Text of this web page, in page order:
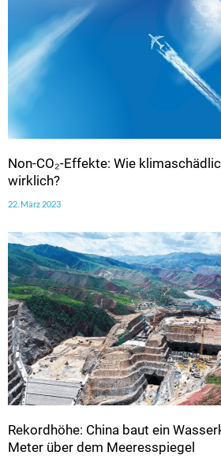
Non-CO₂-Effekte: Wie
wirklich?
22. März 2023
Rekordhöhe: China baut ein
Meter über dem Meeresspiegel